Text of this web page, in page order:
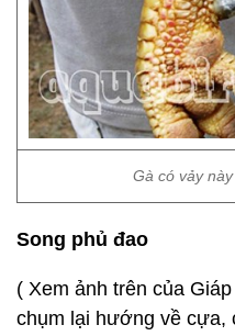
Gà có vảy
Song phủ đao
( Xem ảnh trên của
chụm lại hướng về cựa,